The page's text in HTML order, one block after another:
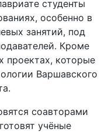
студенты
особенно в
занятий, под
Кроме
проектах, которые
Варшавского
соавторами
учёные